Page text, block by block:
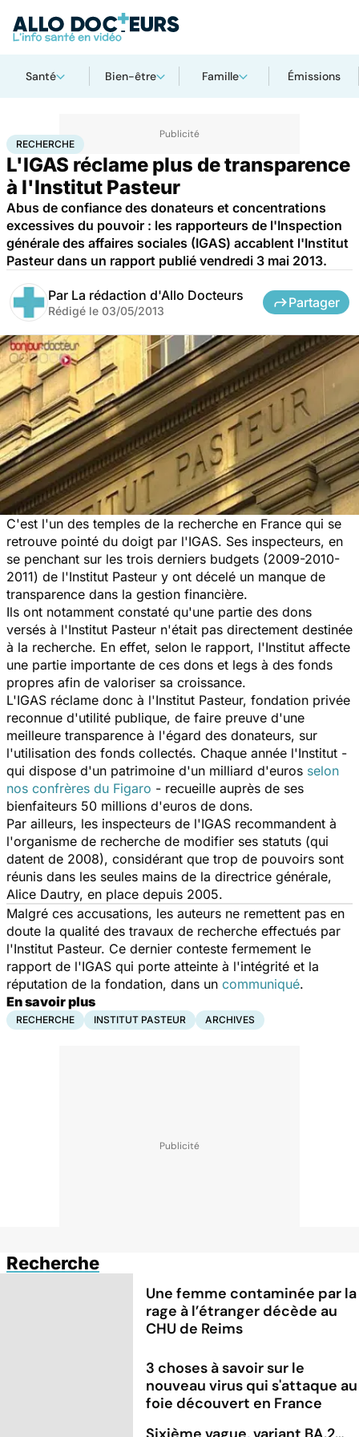
Santé Bien-être Famille Émissions
AccueilSantéMaladies Recherche
RECHERCHE
L'IGAS réclame plus de transparence
à l'Institut Pasteur
Abus de confiance des donateurs et concentrations
excessives du pouvoir : les rapporteurs de l'Inspection
générale des affaires sociales (IGAS) accablent l'Institut
Pasteur dans un rapport publié vendredi 3 mai 2013.
Par La rédaction d'Allo Docteurs
Rédigé le 03/05/2013
Partager
C'est l'un des temples de la recherche en France qui se
retrouve pointé du doigt par l'IGAS. Ses inspecteurs, en
se penchant sur les trois derniers budgets (2009-2010-
2011) de l'Institut Pasteur y ont décelé un manque de
transparence dans la gestion financière.
Ils ont notamment constaté qu'une partie des dons
versés à l'Institut Pasteur n'était pas directement destinée
à la recherche. En effet, selon le rapport, l'Institut affecte
une partie importante de ces dons et legs à des fonds
propres afin de valoriser sa croissance.
L'IGAS réclame donc à l'Institut Pasteur, fondation privée
reconnue d'utilité publique, de faire preuve d'une
meilleure transparence à l'égard des donateurs, sur
l'utilisation des fonds collectés. Chaque année l'Institut -
qui dispose d'un patrimoine d'un milliard d'euros selon
nos confrères du Figaro - recueille auprès de ses
bienfaiteurs 50 millions d'euros de dons.
Par ailleurs, les inspecteurs de l'IGAS recommandent à
l'organisme de recherche de modifier ses statuts (qui
datent de 2008), considérant que trop de pouvoirs sont
réunis dans les seules mains de la directrice générale,
Alice Dautry, en place depuis 2005.
Malgré ces accusations, les auteurs ne remettent pas en
doute la qualité des travaux de recherche effectués par
l'Institut Pasteur. Ce dernier conteste fermement le
rapport de l'IGAS qui porte atteinte à l'intégrité et la
réputation de la fondation, dans un communiqué.
En savoir plus
RECHERCHE INSTITUT PASTEUR ARCHIVES
Recherche
Une femme contaminée par la
rage à l’étranger décède au
CHU de Reims
3 choses à savoir sur le
nouveau virus qui s'attaque au
foie découvert en France